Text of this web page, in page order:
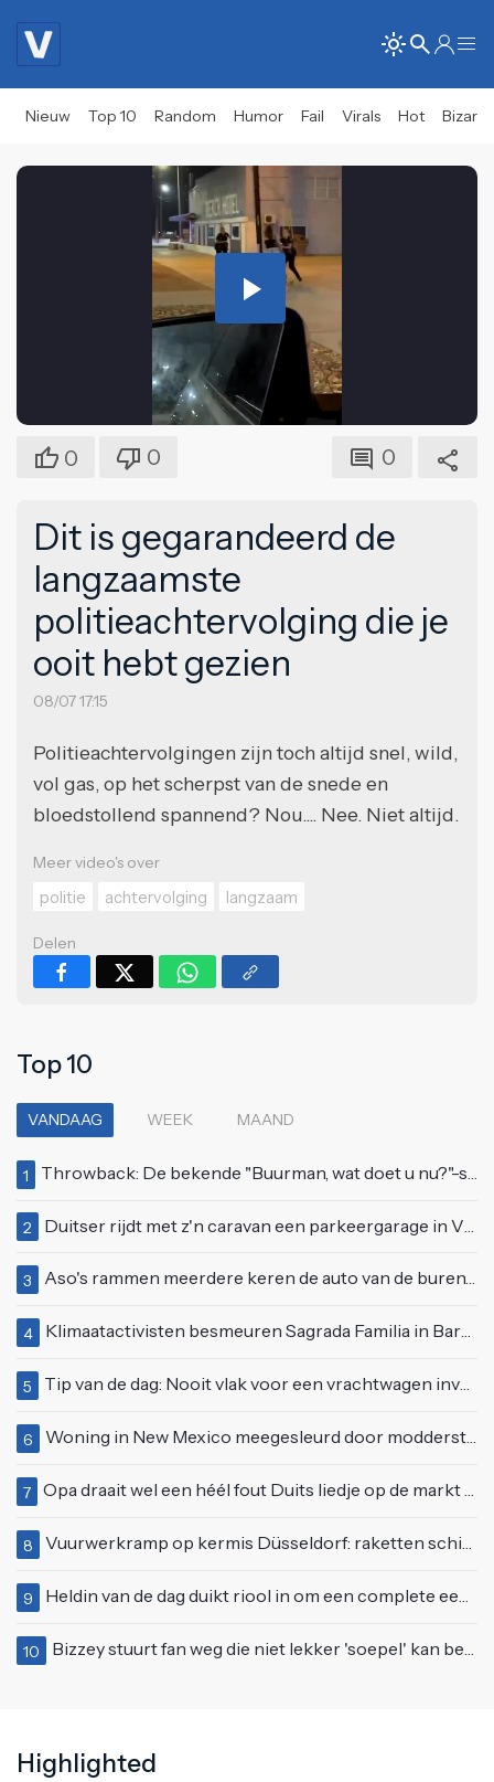
Nieuw Top 10 Random Humor Fail Virals Hot Bizar
Play
Video
0 0 0
Dit is gegarandeerd de
langzaamste
politieachtervolging die je
ooit hebt gezien
08/07 17:15
Politieachtervolgingen zijn toch altijd snel, wild,
vol gas, op het scherpst van de snede en
bloedstollend spannend? Nou.... Nee. Niet altijd.
Meer video's over
politie
achtervolging langzaam
Delen
Top 10
VANDAAG WEEK MAAND
1 Throwback: De bekende "Buurman, wat doet u nu?"-scène uit Flodder met Tatjana Šimić
2 Duitser rijdt met z'n caravan een parkeergarage in Vlissingen binnen
3 Aso's rammen meerdere keren de auto van de buren, maar doen alsof er niets gebeurd is
4 Klimaatactivisten besmeuren Sagrada Familia in Barcelona met lading verf
5 Tip van de dag: Nooit vlak voor een vrachtwagen invoegen
6 Woning in New Mexico meegesleurd door modderstroom
7 Opa draait wel een héél fout Duits liedje op de markt van Emmen
8 Vuurwerkramp op kermis Düsseldorf: raketten schieten het publiek in
9 Heldin van de dag duikt riool in om een complete eendenfamilie te redden
10 Bizzey stuurt fan weg die niet lekker 'soepel' kan bewegen op podium
Highlighted